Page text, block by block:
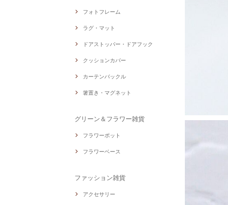
フォトフレーム
ラグ・マット
ドアストッパー・ドアフック
クッションカバー
カーテンバックル
箸置き・マグネット
グリーン＆フラワー雑貨
フラワーポット
フラワーベース
ファッション雑貨
アクセサリー